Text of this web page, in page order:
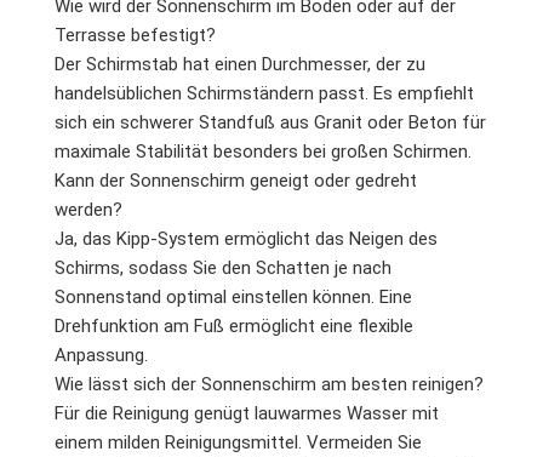
Wie wird der Sonnenschirm im Boden oder auf der
Terrasse befestigt?
Der Schirmstab hat einen Durchmesser, der zu
handelsüblichen Schirmständern passt. Es empfiehlt
sich ein schwerer Standfuß aus Granit oder Beton für
maximale Stabilität besonders bei großen Schirmen.
Kann der Sonnenschirm geneigt oder gedreht
werden?
Ja, das Kipp-System ermöglicht das Neigen des
Schirms, sodass Sie den Schatten je nach
Sonnenstand optimal einstellen können. Eine
Drehfunktion am Fuß ermöglicht eine flexible
Anpassung.
Wie lässt sich der Sonnenschirm am besten reinigen?
Für die Reinigung genügt lauwarmes Wasser mit
einem milden Reinigungsmittel. Vermeiden Sie